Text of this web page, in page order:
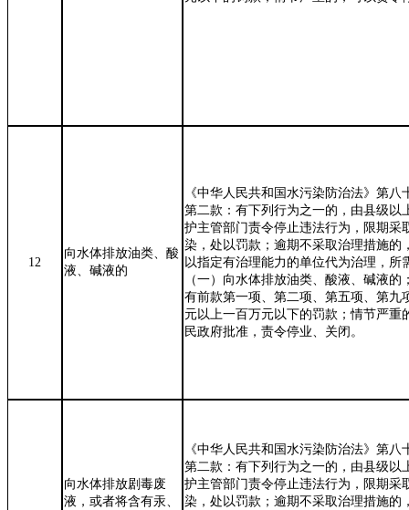
12
向水体排放油类、酸
液、碱液的
《中华人民共和国水污染防治法》第
第二款：有下列行为之一的，由县级以
护主管部门责令停止违法行为，限期采
染，处以罚款；逾期不采取治理措施的
以指定有治理能力的单位代为治理，所
（一）向水体排放油类、酸液、碱液的
有前款第一项、第二项、第五项、第九
元以上一百万元以下的罚款；情节严重
民政府批准，责令停业、关闭。
向水体排放剧毒废
液，或者将含有汞、
《中华人民共和国水污染防治法》第
第二款：有下列行为之一的，由县级以
护主管部门责令停止违法行为，限期采
染，处以罚款；逾期不采取治理措施的